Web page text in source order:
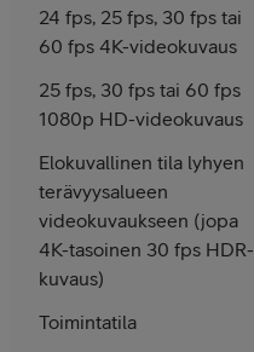
24 fps, 25 fps, 30 fps tai
60 fps 4K-video­kuvaus
25 fps, 30 fps tai 60 fps
1080p HD-video­kuvaus
Elokuvalli­nen tila lyhyen
terävyys­alueen
video­kuvaukseen (jopa
4K-tasoinen 30 fps HDR-
kuvaus)
Toimintatila